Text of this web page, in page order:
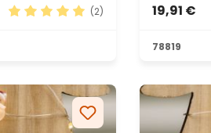
(2) 19,91 €
78819